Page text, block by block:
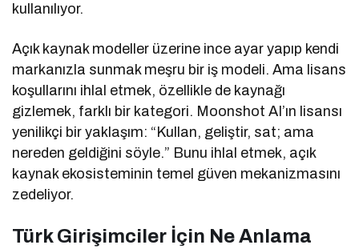
kullanılıyor.
Açık kaynak modeller üzerine ince ayar yapıp kendi
markanızla sunmak meşru bir iş modeli. Ama lisans
koşullarını ihlal etmek, özellikle de kaynağı
gizlemek, farklı bir kategori. Moonshot AI’ın lisansı
yenilikçi bir yaklaşım: “Kullan, geliştir, sat; ama
nereden geldiğini söyle.” Bunu ihlal etmek, açık
kaynak ekosisteminin temel güven mekanizmasını
zedeliyor.
Türk Girişimciler İçin Ne Anlama